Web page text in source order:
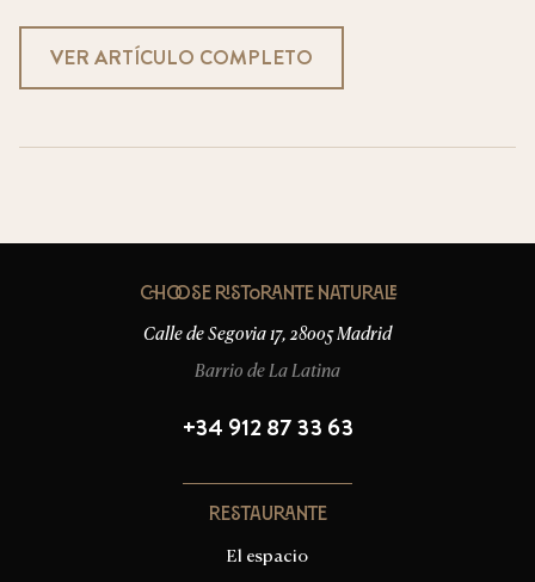
VER ARTÍCULO COMPLETO
Choose Ristorante Naturale
Calle de Segovia 17, 28005 Madrid
Barrio de La Latina
+34 912 87 33 63
Restaurante
El espacio